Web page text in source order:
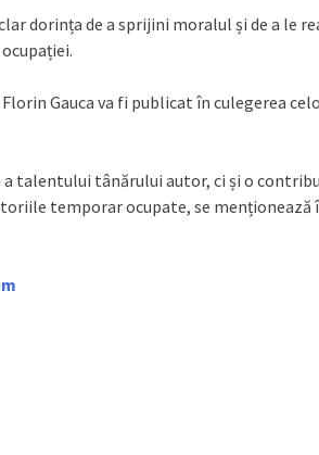
dorința de a sprijini moralul și de a le
Gauca va fi publicat în culegerea
a talentului tânărului autor, ci și o
temporar ocupate, se menționează